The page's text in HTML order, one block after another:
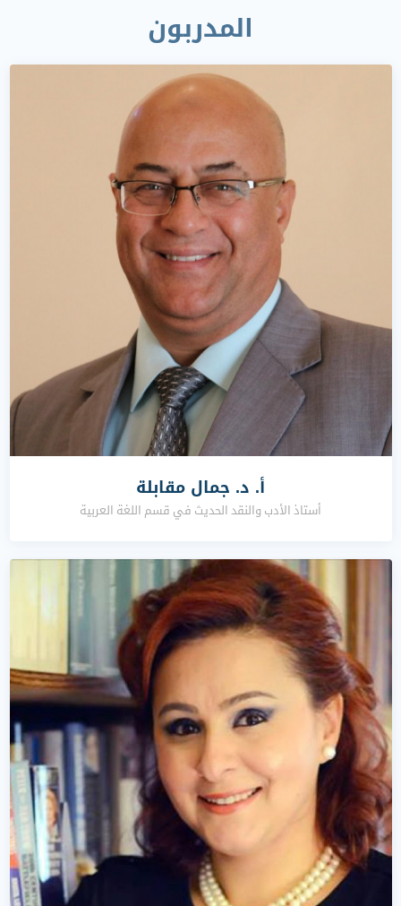
المدربون
أ. د. جمال مقابلة
أستاذ الأدب والنقد الحديث في قسم اللغة العربية